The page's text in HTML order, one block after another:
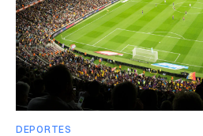
DEPORTES